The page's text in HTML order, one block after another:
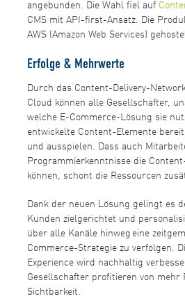
angebunden. Die Wahl fiel auf
CMS mit API-first-Ansatz. Die
AWS (Amazon Web Services)
Erfolge & Mehrwerte
Durch das Content-Delivery-
Cloud können alle Gesellschafter,
welche E-Commerce-Lösung sie
entwickelte Content-Elemente
und ausspielen. Dass auch
Programmierkenntnisse die
können, schont die Ressourcen
Dank der neuen Lösung gelingt es
Kunden zielgerichtet und
über alle Kanäle hinweg eine
Commerce-Strategie zu verfolgen.
Experience wird nachhaltig
Gesellschafter profitieren von mehr
Sichtbarkeit.